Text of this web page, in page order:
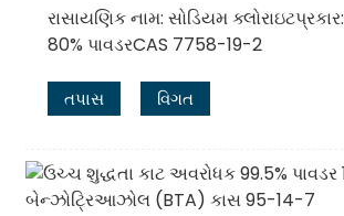
રાસાયણિક નામ: સોડિયમ ક્લોરાઇટપ્રકાર:
80% પાવડરCAS 7758-19-2
તપાસ વિગત